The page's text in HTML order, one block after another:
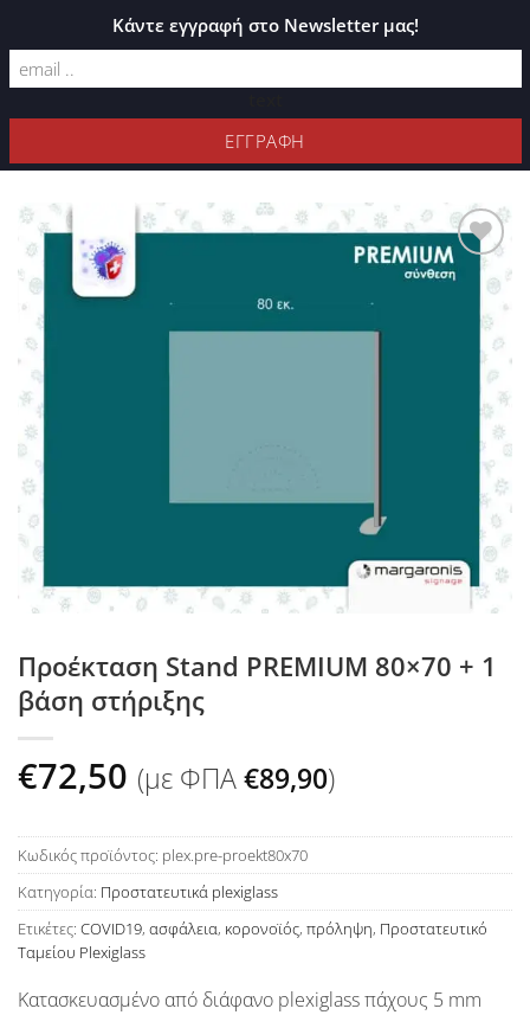
ΚΑΤΆΛΟΓΟΣ PLEXIGLASS
ΦΊΛΤΡΑ
Προσθήκη
στη Λίστα
Επιθυμιών
Προέκταση Stand PREMIUM 80×70 + 1
βάση στήριξης
€72,50 (με ΦΠΑ€89,90)
Κωδικός προϊόντος: plex.pre-proekt80x70
Κατηγορία: Προστατευτικά plexiglass
Ετικέτες: COVID19, ασφάλεια, κορονοϊός, πρόληψη, Προστατευτικό
Ταμείου Plexiglass
Κατασκευασμένο από διάφανο plexiglass πάχους 5 mm
Κάντε εγγραφή στο Newsletter μας!